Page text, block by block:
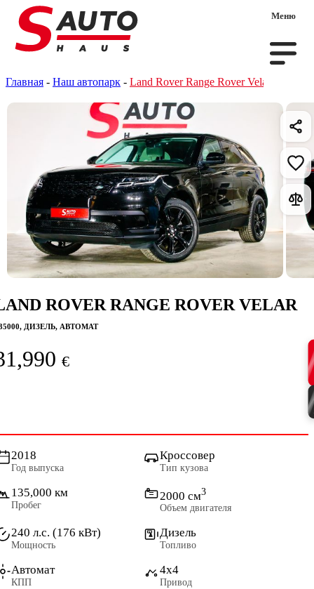
Меню
Главная - Наш автопарк - Land Rover Range Rover Velar
ROVER RANGE ROVER VELAR
ДИЗЕЛЬ, АВТОМАТ
€
2018
Год выпуска
Кроссовер
Тип кузова
135,000 км
Пробег
2000 см3
Объем двигателя
240 л.с. (176 кВт)
Мощность
Дизель
Топливо
Автомат
КПП
4x4
Привод